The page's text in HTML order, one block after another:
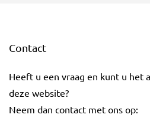
Contact
Heeft u een vraag en kunt u het
deze website?
Neem dan contact met ons op: